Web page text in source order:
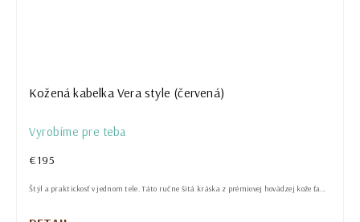
Kožená kabelka Vera style (červená)
Vyrobíme pre teba
€195
Štýl a praktickosť v jednom tele. Táto ručne šitá kráska z prémiovej hovädzej kože ťa...